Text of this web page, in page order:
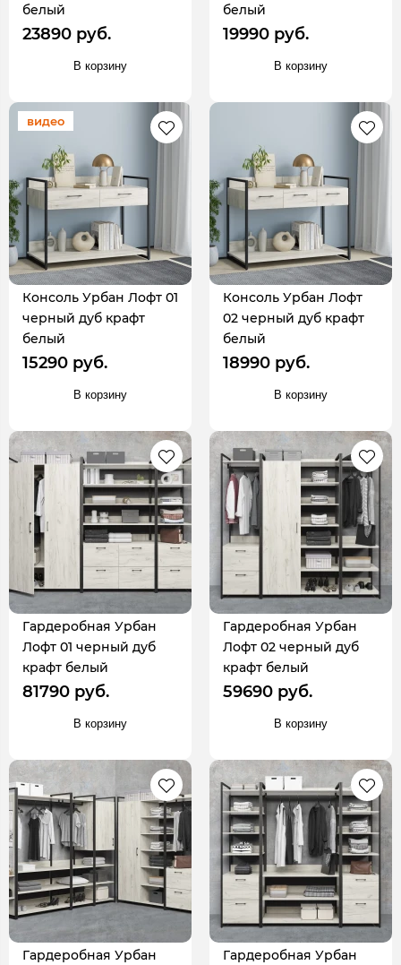
белый
23890 руб.
В корзину
белый
19990 руб.
В корзину
видео
Консоль Урбан Лофт 01
черный дуб крафт
белый
15290 руб.
В корзину
Консоль Урбан Лофт
02 черный дуб крафт
белый
18990 руб.
В корзину
Гардеробная Урбан
Лофт 01 черный дуб
крафт белый
81790 руб.
В корзину
Гардеробная Урбан
Лофт 02 черный дуб
крафт белый
59690 руб.
В корзину
Гардеробная Урбан Гардеробная Урбан